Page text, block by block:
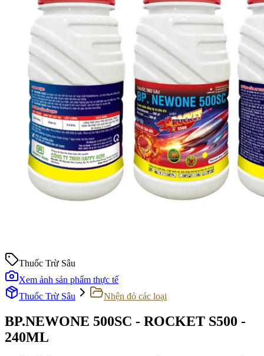
Thuốc Trừ Sâu
Xem ảnh sản phẩm thực tế
Thuốc Trừ Sâu
Nhện đỏ các loại
BP.NEWONE 500SC - ROCKET S500 -
240ML